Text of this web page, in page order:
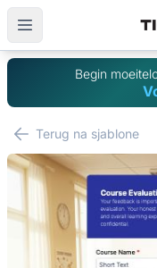
Begin
Terug na sjablone